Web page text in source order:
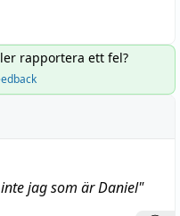
rapportera ett fel?
jag som är Daniel"